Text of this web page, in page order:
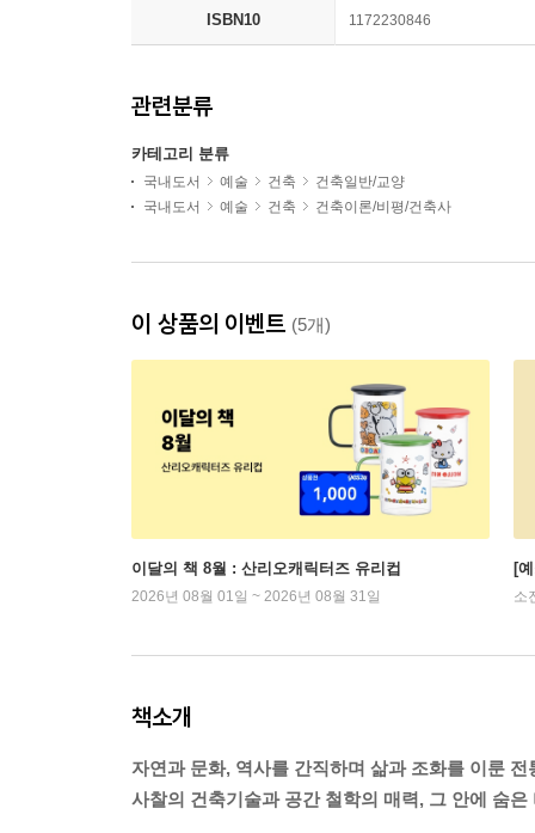
ISBN10 1172230846
관련분류
카테고리 분류
국내도서 예술 건축
건축일반/교양
국내도서
예술 건축 건축이론/비평/건축사
이 상품의 이벤트 (5개)
이달의 책 8월 : 산리오캐릭터즈 유리컵
2026년 08월 01일 ~ 2026년 08월 31일
[
소
책소개
자연과 문화, 역사를 간직하며 삶과 조화를 이룬 전
사찰의 건축기술과 공간 철학의 매력, 그 안에 숨은